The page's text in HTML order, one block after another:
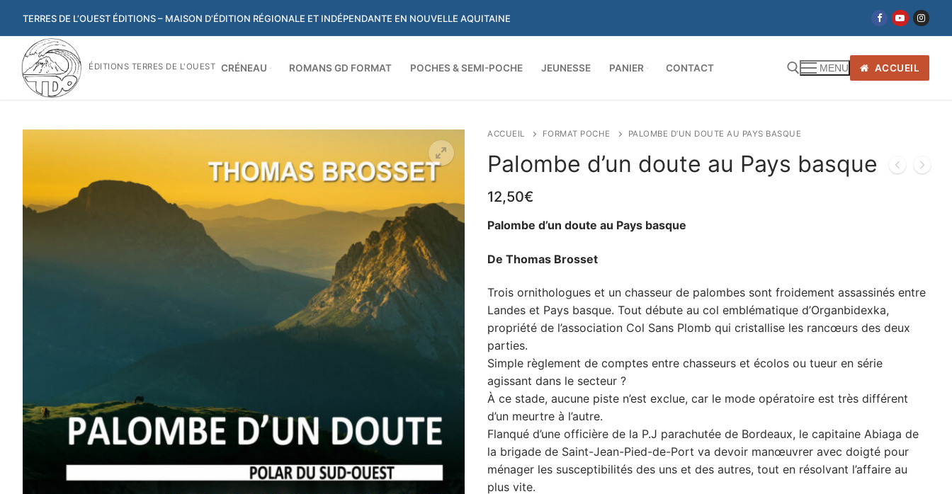
contenu
TERRES DE L’OUEST ÉDITIONS – MAISON D’ÉDITION RÉGIONALE ET INDÉPENDANTE EN NOUVELLE AQUITAINE
ÉDITIONS TERRES DE L'OUEST CRÉNEAU ROMANS GD FORMAT POCHES & SEMI-POCHE JEUNESSE PANIER CONTACT MENU ACCUEIL
ACCUEIL FORMAT POCHE PALOMBE D’UN DOUTE AU PAYS BASQUE
Palombe d’un doute au Pays basque
12,50€
Palombe d’un doute au Pays basque
De Thomas Brosset
Trois ornithologues et un chasseur de palombes sont froidement assassinés entre
Landes et Pays basque. Tout débute au col emblématique d’Organbidexka,
propriété de l’association Col Sans Plomb qui cristallise les rancœurs des deux
parties.
Simple règlement de comptes entre chasseurs et écolos ou tueur en série
agissant dans le secteur ?
À ce stade, aucune piste n’est exclue, car le mode opératoire est très différent
d’un meurtre à l’autre.
Flanqué d’une officière de la P.J parachutée de Bordeaux, le capitaine Abiaga de
la brigade de Saint-Jean-Pied-de-Port va devoir manœuvrer avec doigté pour
ménager les susceptibilités des uns et des autres, tout en résolvant l’affaire au
plus vite.